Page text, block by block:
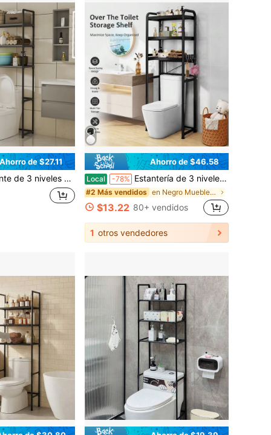
Ahorro de $27.11
y gabinete sobre el inodoro, estante independiente ahorrador de espacio para toallas, toallas de baño y artículos de tocador, organizador ahorrador de espacio sobre el inodoro, gabinete de baño para lavandería,
Ahorro de $46.58
Local -78% Estantería de 3 niveles sobre el inodoro, organizador de baño independiente de color negro, carro de almacenamiento de espacio para toallas y artículos de tocador
#2 Más vendidos en Negro Muebles de baño
$13.22 80+ vendidos
1 otros vendedores